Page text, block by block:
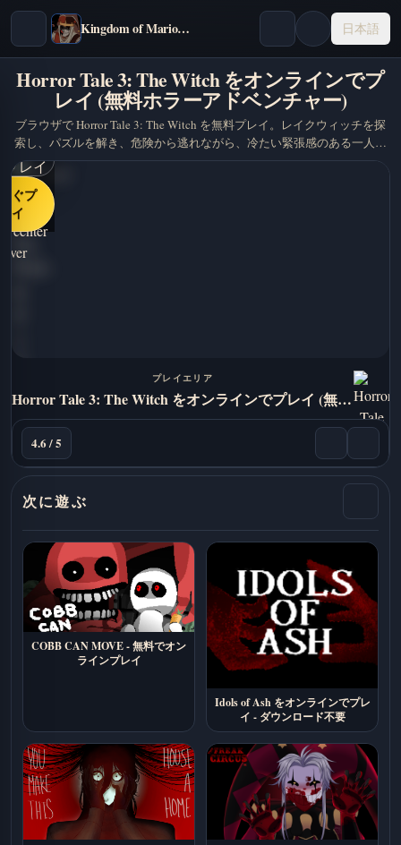
Kingdom of Marionettes 日本語
Horror Tale 3: The Witch をオンラインでプ
レイ (無料ホラーアドベンチャー)
ブラウザで Horror Tale 3: The Witch を無料プレイ。レイクウィッチを探
索し、パズルを解き、危険から逃れながら、冷たい緊張感のある一人称
ホラーアドベンチャーを生き延びます。
ぐプ
イ
プレイエリア
Horror Tale 3: The Witch をオンラインでプレイ (無料ホラーアドベンチャー)
4.6 / 5
次に遊ぶ
COBB CAN MOVE - 無料でオン
ラインプレイ
Idols of Ash をオンラインでプレ
イ - ダウンロード不要